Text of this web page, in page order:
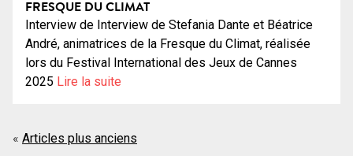
FRESQUE DU CLIMAT
Interview de Interview de Stefania Dante et Béatrice
André, animatrices de la Fresque du Climat, réalisée
lors du Festival International des Jeux de Cannes
2025 Lire la suite
Navigation
Articles plus anciens